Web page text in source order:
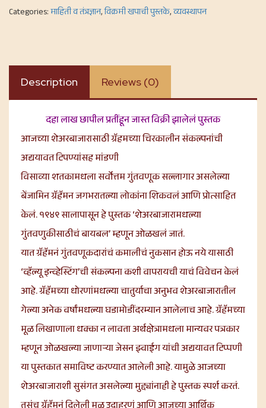
Categories:माहिती व तंत्रज्ञान,विक्रमी खपाची पुस्तके,व्यवस्थापन
Description Reviews (0)
दहा लाख छापील प्रतींहून जास्त विक्री झालेलं पुस्तक
आजच्या शेअरबाजारासाठी ग्रॅहमच्या चिरकालीन संकल्पनांची
अद्ययावत टिपण्यांसह मांडणी
विसाव्या शतकामधला सर्वोत्तम गुंतवणूक सल्लागार असलेल्या
बेंजामिन ग्रॅहॅमन जगभरातल्या लोकांना शिकवलं आणि प्रोत्साहित
केलं. १९४९ सालापासून हे पुस्तक ‘शेअरबाजारामधल्या
गुंतवणुकीसाठीचं बायबल’ म्हणून ओळखलं जातं.
यात ग्रॅहॅमनं गुंतवणूकदारांचं कमालीचं नुकसान होऊ नये यासाठी
‘व्हॅल्यू इन्व्हेस्टिंग’ची संकल्पना कशी वापरायची याचं विवेचन केलं
आहे. ग्रॅहॅमच्या धोरणांमधल्या चातुर्याचा अनुभव शेअरबाजारातील
गेल्या अनेक वर्षांमधल्या घडामोडींदरम्यान आलेलाच आहे. ग्रॅहॅमच्या
मूळ लिखाणाला धक्का न लावता अर्थक्षेत्रामधला मान्यवर पत्रकार
म्हणून ओळखल्या जाणाऱ्या जेसन झ्वाईग यांची अद्ययावत टिप्पणी
या पुस्तकात समाविष्ट करण्यात आलेली आहे. यामुळे आजच्या
शेअरबाजाराशी सुसंगत असलेल्या मुद्द्यांनाही हे पुस्तक स्पर्श करतं.